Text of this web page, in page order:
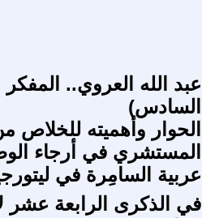
عبد الله العروي..
السادس)
الحوار وأهميته للخلاص
المستشري في أرجاء
عربية السامِرة في
في الذكرى الرابعة عشر